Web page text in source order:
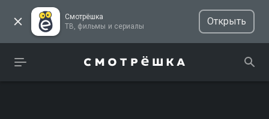
Смотрёшка
ТВ, фильмы и сериалы
Открыть